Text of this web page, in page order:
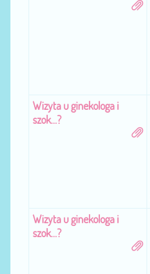
Wizyta u ginekologa i
szok...?
Wizyta u ginekologa i
szok...?